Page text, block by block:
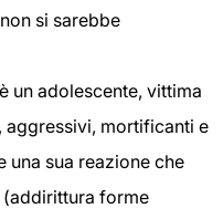
si sarebbe
un adolescente, vittima
mortificanti e
una sua reazione che
forme